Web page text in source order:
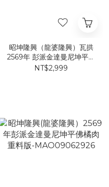
昭坤隆興（龍婆隆興）瓦拱
2569年 彭派金達曼尼坤平佛
隕石灰趁暖袈裟版
NT$2,999